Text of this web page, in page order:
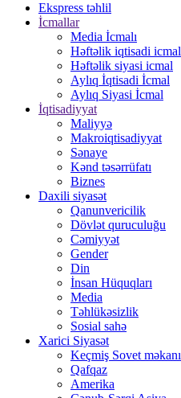
Ekspress təhlil
İcmallar
Media İcmalı
Həftəlik iqtisadi icmal
Həftəlik siyasi icmal
Aylıq İqtisadi İcmal
Aylıq Siyasi İcmal
İqtisadiyyat
Maliyyə
Makroiqtisadiyyat
Sənaye
Kənd təsərrüfatı
Biznes
Daxili siyasət
Qanunvericilik
Dövlət quruculuğu
Cəmiyyət
Gender
Din
İnsan Hüquqları
Media
Təhlükəsizlik
Sosial sahə
Xarici Siyasət
Keçmiş Sovet məkanı
Qafqaz
Amerika